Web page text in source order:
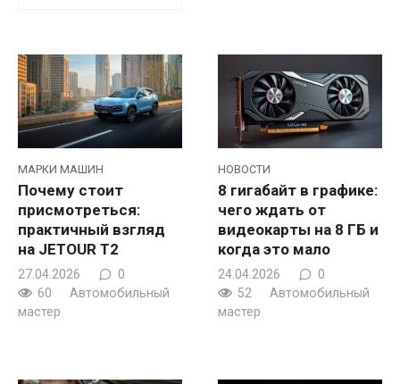
МАРКИ МАШИН
Почему стоит
присмотреться:
практичный взгляд
на JETOUR T2
27.04.2026
0
60
Автомобильный
мастер
НОВОСТИ
8 гигабайт в графике:
чего ждать от
видеокарты на 8 ГБ и
когда это мало
24.04.2026
0
52
Автомобильный
мастер